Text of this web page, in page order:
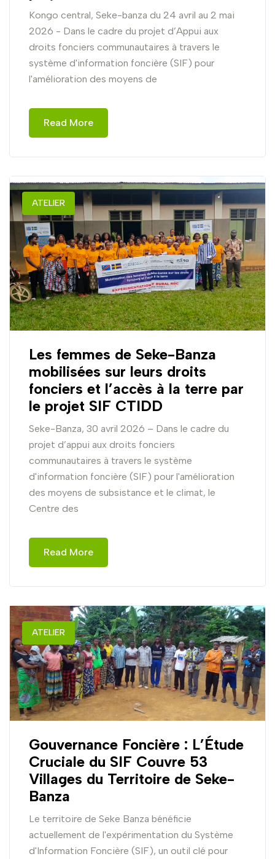
Kongo central, Seke-banza du 24 avril au 2 mai
2026 - Dans le cadre du projet d’Appui aux
droits fonciers communautaires à travers le
système d'information foncière (SIF) pour
l'amélioration des moyens de
Read More
ATELIER
Les femmes de Seke-Banza
mobilisées sur leurs droits
fonciers et l’accès à la terre par
le projet SIF CTIDD
Seke-Banza, 30 avril 2026 – Dans le cadre du
projet d’appui aux droits fonciers
communautaires à travers le système
d'information foncière (SIF) pour l'amélioration
des moyens de subsistance et le climat, le
Centre des
Read More
ATELIER
Gouvernance Foncière : L’Étude
Cruciale du SIF Couvre 53
Villages du Territoire de Seke-
Banza
Le territoire de Seke Banza bénéficie
actuellement de l'expérimentation du Système
d'Information Foncière (SIF), un outil clé pour